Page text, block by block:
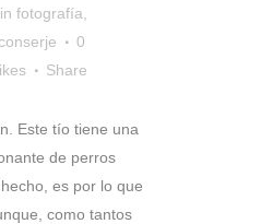
in fotografía
0
Share
Este tío tiene una
de perros
es por lo que
como tantos